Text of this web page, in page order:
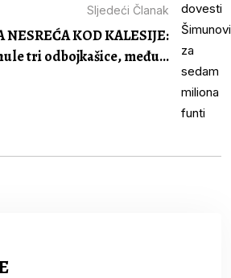
Sljedeći Članak
NESREĆA KOD KALESIJE:
tri odbojkašice, među...